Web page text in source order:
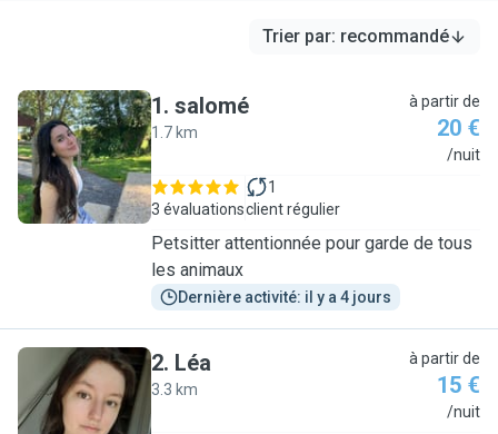
Trier par: recommandé
S
1. salomé
1.7 km
à partir de
20 €
/nuit
3 évaluations
1
client régulier
Petsitter attentionnée pour garde de tous
les animaux
Dernière activité: il y a 4 jours
L
2. Léa
3.3 km
à partir de
15 €
/nuit